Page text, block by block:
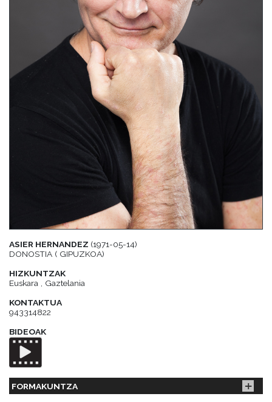
ASIER HERNANDEZ (1971-05-14)
DONOSTIA ( GIPUZKOA)
HIZKUNTZAK
Euskara , Gaztelania
KONTAKTUA
943314822
BIDEOAK
FORMAKUNTZA